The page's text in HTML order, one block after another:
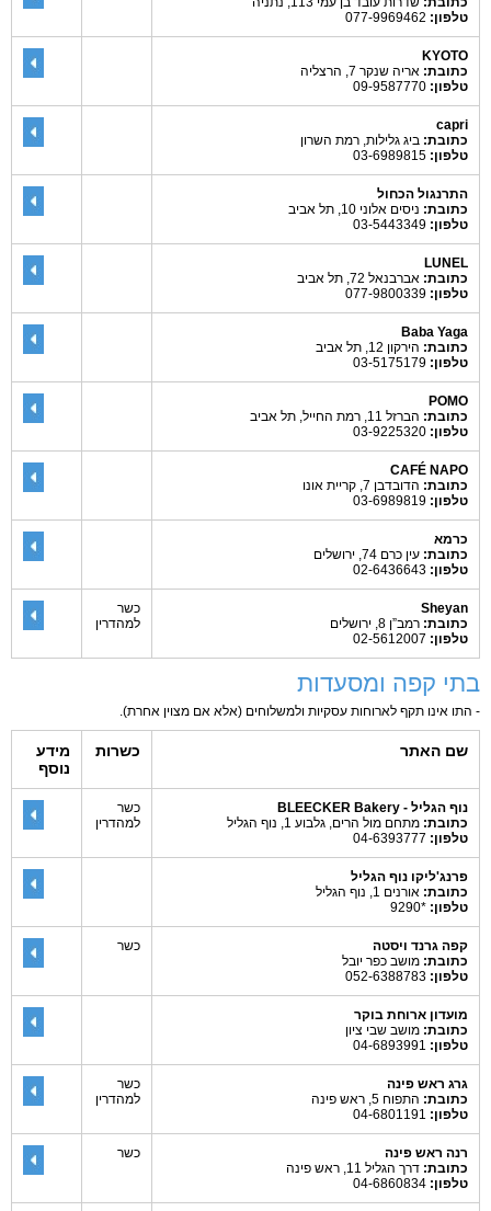
טלפון:
KYOTO
כתובת: אריה שנקר 7, הרצליה
טלפון:
capri
כתובת: ביג גלילות, רמת השרון
טלפון:
התרנגול הכחול
כתובת: ניסים אלוני 10, תל אביב
טלפון:
LUNEL
כתובת: אברבנאל 72, תל אביב
טלפון:
Baba Yaga
כתובת: הירקון 12, תל אביב
טלפון:
POMO
כתובת: הברזל 11, רמת החייל, תל אביב
טלפון:
CAFÉ NAPO
כתובת: הדובדבן 7, קריית אונו
טלפון:
כרמא
כתובת: עין כרם 74, ירושלים
טלפון:
Sheyan
כתובת: רמב”ן 8, ירושלים
טלפון:
כשר
למהדרין
בתי קפה ומסעדות
- התו אינו תקף לארוחות עסקיות ולמשלוחים (אלא אם מצוין אחרת).
שם האתר כשרות
מידע
נוסף
נוף הגליל - BLEECKER Bakery
כתובת: מתחם מול הרים, גלבוע 1, נוף הגליל
טלפון:
כשר
למהדרין
פרנג'ליקו נוף הגליל
כתובת: אורנים 1, נוף הגליל
טלפון: *9290
קפה גרנד ויסטה
כתובת: מושב כפר יובל
טלפון:
כשר
מועדון ארוחת בוקר
כתובת: מושב שבי ציון
טלפון:
גרג ראש פינה
כתובת: התפוח 5, ראש פינה
טלפון:
כשר
למהדרין
רנה ראש פינה
כתובת: דרך הגליל 11, ראש פינה
טלפון:
כשר